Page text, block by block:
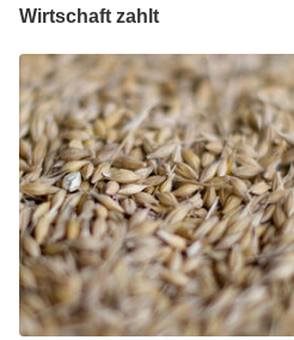
Wirtschaft zahlt